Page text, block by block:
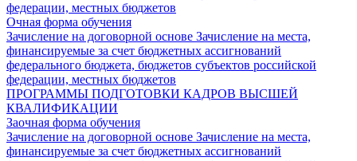
федерации, местных бюджетов
Очная форма обучения
Зачисление на договорной основе Зачисление на места,
финансируемые за счет бюджетных ассигнований
федерального бюджета, бюджетов субъектов российской
федерации, местных бюджетов
ПРОГРАММЫ ПОДГОТОВКИ КАДРОВ ВЫСШЕЙ
КВАЛИФИКАЦИИ
Заочная форма обучения
Зачисление на договорной основе Зачисление на места,
финансируемые за счет бюджетных ассигнований